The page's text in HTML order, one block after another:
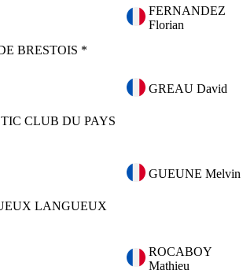
FERNANDEZ
Florian
BRESTOIS *
GREAU David
CLUB DU PAYS
GUEUNE Melvin
LANGUEUX
ROCABOY
Mathieu